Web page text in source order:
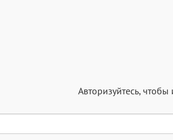
Авторизуйтесь, чтобы